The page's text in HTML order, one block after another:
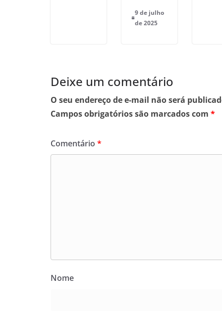
9 de julho
de 2025
Deixe um comentário
O seu endereço de e-mail não será
Campos obrigatórios são marcados com *
Comentário *
Nome